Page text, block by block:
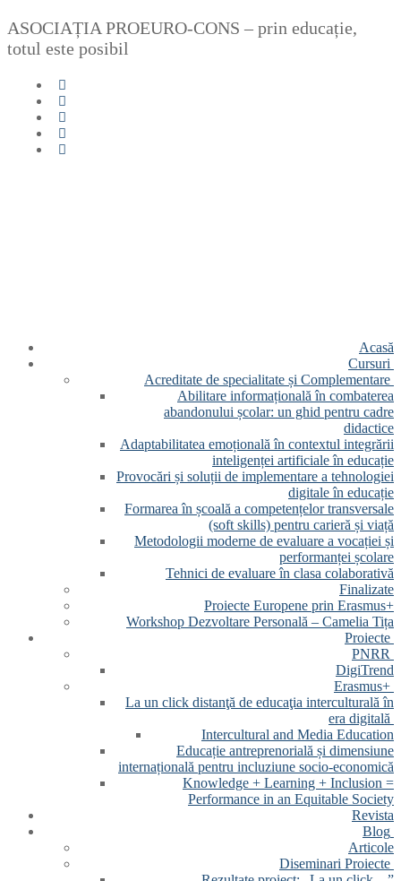
Sari
conținut
Meniu
Închide
ASOCIAȚIA PROEURO-CONS – prin educație,
totul este posibil
Acasă
Cursuri
Acreditate de specialitate și Complementare
Abilitare informațională în combaterea
abandonului școlar: un ghid pentru cadre
didactice
Adaptabilitatea emoțională în contextul integrării
inteligenței artificiale în educație
Provocări și soluții de implementare a tehnologiei
digitale în educație
Formarea în școală a competențelor transversale
(soft skills) pentru carieră și viață
Metodologii moderne de evaluare a vocației și
performanței școlare
Tehnici de evaluare în clasa colaborativă
Finalizate
Proiecte Europene prin Erasmus+
Workshop Dezvoltare Personală – Camelia Tița
Proiecte
PNRR
DigiTrend
Erasmus+
La un click distanţă de educaţia interculturală în
era digitală
Intercultural and Media Education
Educație antreprenorială și dimensiune
internațională pentru incluziune socio-economică
Knowledge + Learning + Inclusion =
Performance in an Equitable Society
Revista
Blog
Articole
Diseminari Proiecte